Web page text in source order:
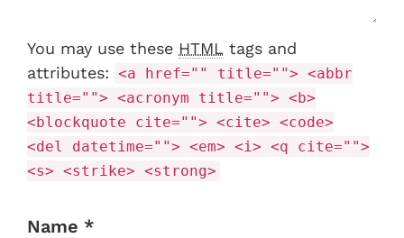
You may use these HTML tags and
attributes: <a href="" title=""> <abbr
title=""> <acronym title=""> <b>
<blockquote cite=""> <cite> <code>
<del datetime=""> <em> <i> <q cite="">
<s> <strike> <strong>
Name *